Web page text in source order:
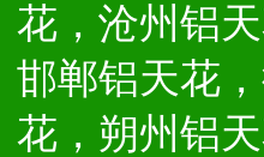
花，沧州铝
邯郸铝天花
花，朔州铝